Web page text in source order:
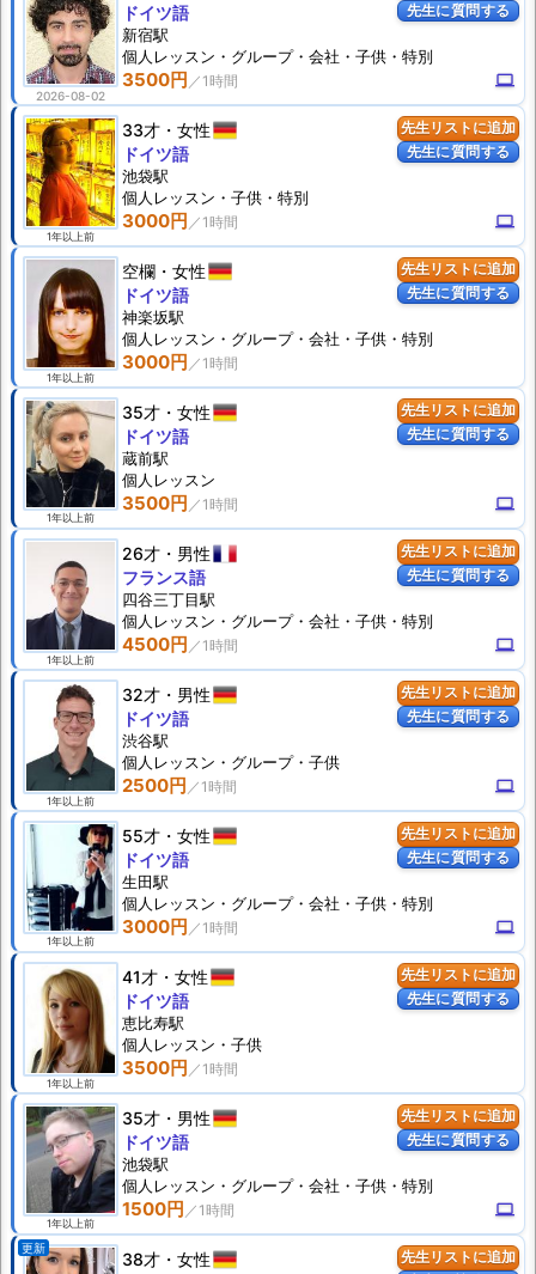
先生に質問する
2026-08-02
3500円 computer
ドイツ語
新宿駅
個人 レッスン ・グループ・会社・子供・特別
先生リストに追加
先生に質問する
1年以上前
33才 女性
3000円 computer
ドイツ語
池袋駅
個人 レッスン ・子供・特別
先生リストに追加
先生に質問する
1年以上前
空欄 女性
3000円
ドイツ語
神楽坂駅
個人 レッスン ・グループ・会社・子供・特別
先生リストに追加
先生に質問する
1年以上前
35才 女性
3500円 computer
ドイツ語
蔵前駅
個人 レッスン
先生リストに追加
先生に質問する
1年以上前
26才 男性
4500円 computer
フランス語
四谷三丁目駅
個人 レッスン ・グループ・会社・子供・特別
先生リストに追加
先生に質問する
1年以上前
32才 男性
2500円 computer
ドイツ語
渋谷駅
個人 レッスン ・グループ・子供
先生リストに追加
先生に質問する
1年以上前
55才 女性
3000円 computer
ドイツ語
生田駅
個人 レッスン ・グループ・会社・子供・特別
先生リストに追加
先生に質問する
1年以上前
41才 女性
3500円
ドイツ語
恵比寿駅
個人 レッスン ・子供
先生リストに追加
先生に質問する
1年以上前
35才 男性
1500円 computer
ドイツ語
池袋駅
個人 レッスン ・グループ・会社・子供・特別
先生リストに追加
更新
38才
女性